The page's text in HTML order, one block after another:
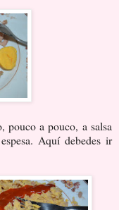
pouco a pouco, a salsa
Aquí debedes ir